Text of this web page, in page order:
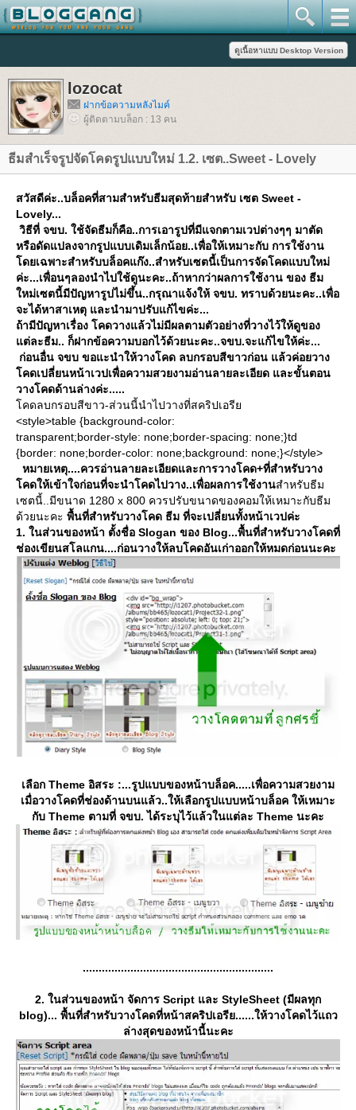
lozocat
ฝากข้อความหลังไมค์
ผู้ติดตามบล็อก : 13 คน
ธีมสำเร็จรูปจัดโคดรูปแบบใหม่ 1.2. เซต..Sweet - Lovely
สวัสดีค่ะ..บล็อคที่สามสำหรับธีมสุดท้ายสำหรับ เซต Sweet -
Lovely...
วิธีที่ จขบ. ใช้จัดธีมก็คือ..การเอารูปที่มีแจกตามเวปต่างๆๆ มาตัด
หรือดัดแปลงจากรูปแบบเดิมเล็กน้อย..เพื่อให้เหมาะกับ การใช้งาน
ดยเฉพาะสำหรับบล็อคแก๊ง..สำหรับเซตนี้เป็นการจัดโคดแบบใหม่
ค่ะ...เพื่อนๆลองนำไปใช้ดูนะคะ..ถ้าหากว่าผลการใช้งาน ของ ธีม
หม่เซตนี้มีปัญหารูปไม่ขึ้น..กรุณาแจ้งให้ จขบ. ทราบด้วยนะคะ..เพื่อ
จะได้หาสาเหตุ และนำมาปรับแก้ไขค่ะ...
ถ้ามีปัญหาเรื่อง โคดวางแล้วไม่มีผลตามตัวอย่างที่วางไว้ให้ดูของ
ต่ละธีม.. ก็ฝากข้อความบอกไว้ด้วยนะคะ..จขบ.จะแก้ไขให้ค่ะ...
ก่อนอื่น จขบ ขอแะนำให้วางโคด ลบกรอบสีขาวก่อน แล้วค่อยวาง
คดเปลี่ยนหน้าเวปเพื่อความสวยงามอ่านลายละเอียด และขั้นตอน
วางโคดด้านล่างค่ะ.....
คดลบกรอบสีขาว-ส่วนนี้นำไปวางที่สคริปเอรี
<style>table {background-color:
transparent;border-style: none;border-spacing: none;}td
{border: none;border-color: none;background: none;}</style>
หมายเหตุ....ควรอ่านลายละเอียดและการวางโคด+ที่สำหรับวาง
คดให้เข้าใจก่อนที่จะนำโคดไปวาง..เพื่อผลการใช้งานสำหรับธีม
เซตนี้..มีขนาด 1280 x 800 ควรปรับขนาดของคอมให้เหมาะกับธีม
ด้วยนะคะ พื้นที่สำหรับวางโคด ธีม ที่จะเปลี่ยนทั้งหน้าเวปค่ะ
1. ในส่วนของหน้า ตั้งชื่อ Slogan ของ Blog...พื้นที่สำหรับวางโคดที่
ช่องเขียนสโลแกน....ก่อนวางให้ลบโคดอันเก่าออกให้หมดก่อนนะคะ
เลือก Theme อิสระ :...รูปแบบของหน้าบล็อค.....เพื่อความสวยงาม
เมื่อวางโคดที่ช่องด้านบนแล้ว..ให้เลือกรูปแบบหน้าบล็อค ให้เหมาะ
กับ Theme ตามที่ จขบ. ได้ระบุไว้แล้วในแต่ละ Theme นะคะ
............................................................
2. ในส่วนของหน้า จัดการ Script และ StyleSheet (มีผลทุก
blog)... พื้นที่สำหรับวางโคดที่หน้าสคริปเอรีย......ให้วางโคดไว้แถว
ล่างสุดของหน้านี้นะคะ